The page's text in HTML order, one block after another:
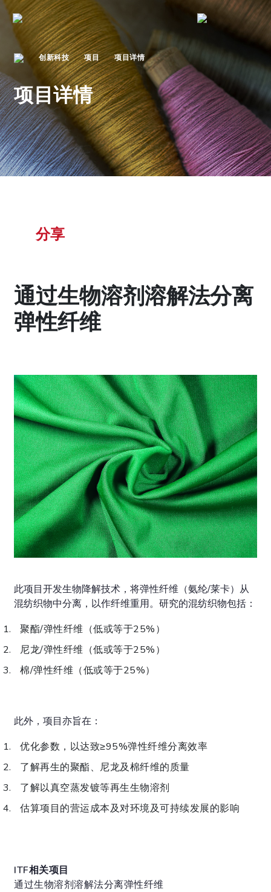
创新科技 项目 项目详情
项目详情
分享
通过生物溶剂溶解法分离
弹性纤维
此项目开发生物降解技术，将弹性纤维（氨纶/莱卡）从
混纺织物中分离，以作纤维重用。研究的混纺织物包括：
聚酯/弹性纤维（低或等于25%）
尼龙/弹性纤维（低或等于25%）
棉/弹性纤维（低或等于25%）
此外，项目亦旨在：
优化参数，以达致≥95%弹性纤维分离效率
了解再生的聚酯、尼龙及棉纤维的质量
了解以真空蒸发镀等再生生物溶剂
估算项目的营运成本及对环境及可持续发展的影响
ITF相关项目
通过生物溶剂溶解法分离弹性纤维